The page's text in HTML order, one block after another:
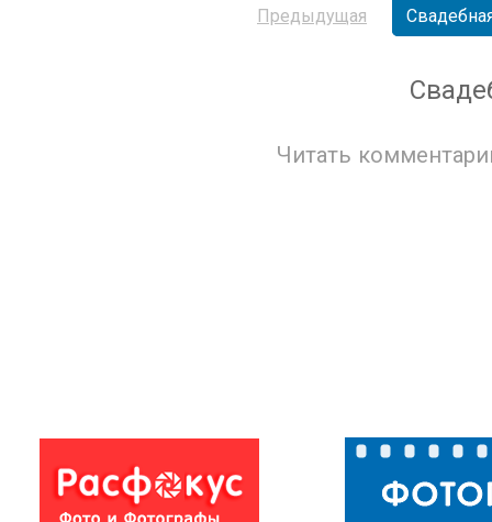
Предыдущая
Читать